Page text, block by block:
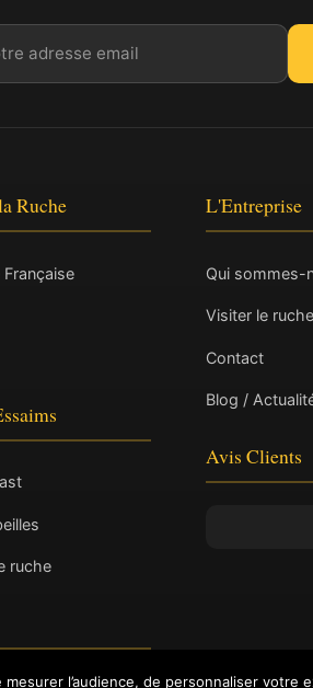
email
Ruche
Française
ruche
L'Entreprise
Qui sommes-
Visiter le
Contact
Blog /
Avis Clients
l’audience, de personnaliser votre